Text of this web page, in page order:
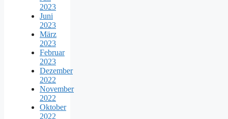
2023
Juni
2023
März
2023
Februar
2023
Dezember
2022
November
2022
Oktober
2022